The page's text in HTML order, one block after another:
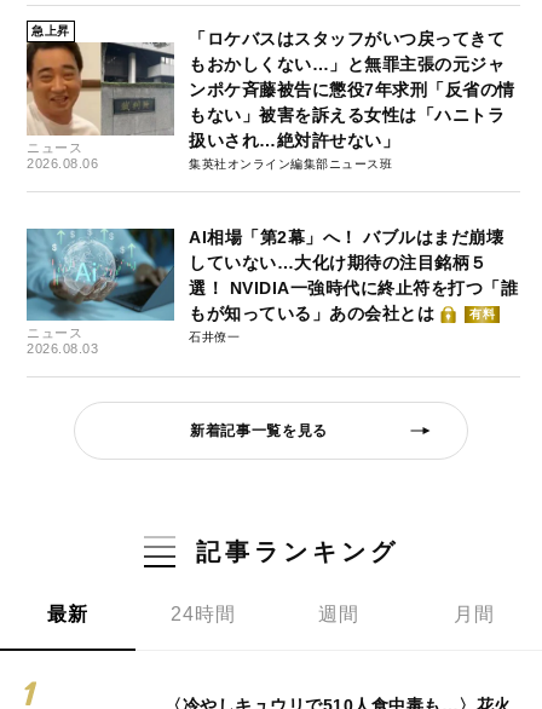
急上昇
ニュース
2026.08.06
「ロケバスはスタッフがいつ戻ってきて
もおかしくない…」と無罪主張の元ジャ
ンポケ斉藤被告に懲役7年求刑「反省の情
もない」被害を訴える女性は「ハニトラ
扱いされ…絶対許せない」
集英社オンライン編集部ニュース班
ニュース
2026.08.03
AI相場「第2幕」へ！ バブルはまだ崩壊
していない…大化け期待の注目銘柄５
選！ NVIDIA一強時代に終止符を打つ「誰
もが知っている」あの会社とは
有料
石井僚一
新着記事一覧を見る
記事ランキング
最新 24時間 週間 月間